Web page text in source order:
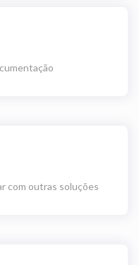
com outras soluções